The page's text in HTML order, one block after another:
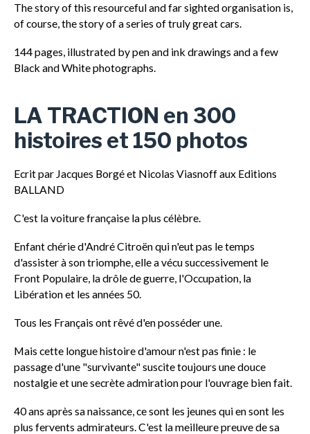
The story of this resourceful and far sighted organisation is,
of course, the story of a series of truly great cars.
144 pages, illustrated by pen and ink drawings and a few
Black and White photographs.
LA TRACTION en 300
histoires et 150 photos
Ecrit par Jacques Borgé et Nicolas Viasnoff aux Editions
BALLAND
C'est la voiture française la plus célèbre.
Enfant chérie d'André Citroën qui n'eut pas le temps
d'assister à son triomphe, elle a vécu successivement le
Front Populaire, la drôle de guerre, l'Occupation, la
Libération et les années 50.
Tous les Français ont rêvé d'en posséder une.
Mais cette longue histoire d'amour n'est pas finie : le
passage d'une "survivante" suscite toujours une douce
nostalgie et une secrète admiration pour l'ouvrage bien fait.
40 ans après sa naissance, ce sont les jeunes qui en sont les
plus fervents admirateurs. C'est la meilleure preuve de sa